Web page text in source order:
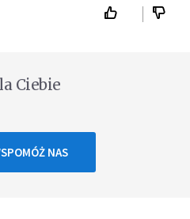
Ciebie
NAS